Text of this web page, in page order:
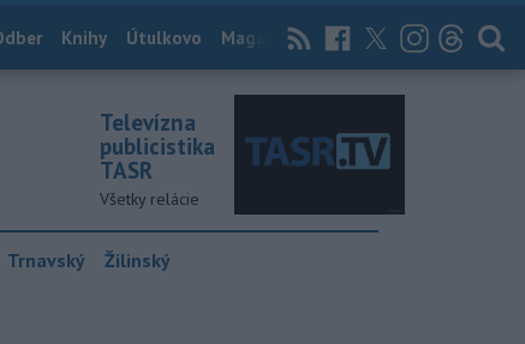
Knihy Útulkovo Magazín News Now Archív
Televízna
publicistika
TASR
Všetky relácie
Trnavský Žilinský